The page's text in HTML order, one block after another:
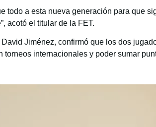
todo a esta nueva generación para que
acotó el titular de la FET.
Jiménez, confirmó que los dos
internacionales y poder sumar